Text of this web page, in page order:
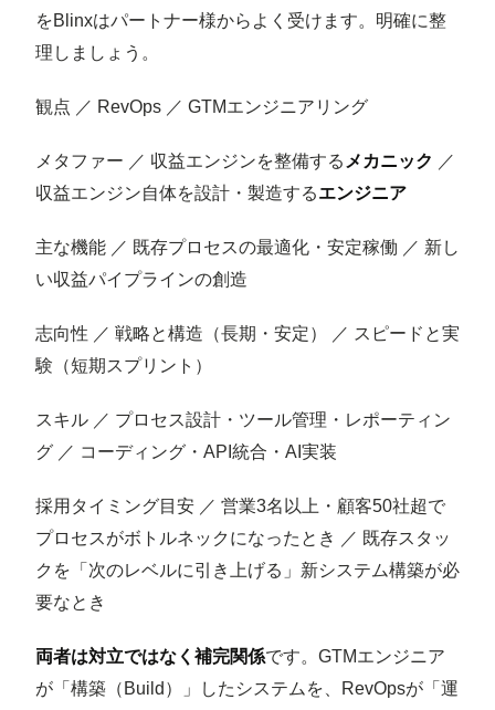
をBlinxはパートナー様からよく受けます。明確に整
理しましょう。
観点 ／ RevOps ／ GTMエンジニアリング
メタファー ／ 収益エンジンを整備する メカニック ／
収益エンジン自体を設計・製造するエンジニア
主な機能 ／ 既存プロセスの最適化・安定稼働 ／ 新し
い収益パイプラインの創造
志向性 ／ 戦略と構造（長期・安定） ／ スピードと実
験（短期スプリント）
スキル ／ プロセス設計・ツール管理・レポーティン
グ ／ コーディング・API統合・AI実装
採用タイミング目安 ／ 営業3名以上・顧客50社超で
プロセスがボトルネックになったとき ／ 既存スタッ
クを「次のレベルに引き上げる」新システム構築が必
要なとき
両者は対立ではなく補完関係です。GTMエンジニア
が「構築（Build）」したシステムを、RevOpsが「運